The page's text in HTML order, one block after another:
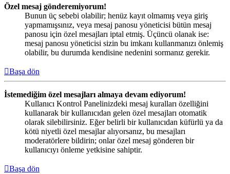
Özel mesaj gönderemiyorum!
Bunun üç sebebi olabilir; henüz kayıt olmamış veya giriş
yapmamışsınız, veya mesaj panosu yöneticisi bütün mesaj
panosu için özel mesajları iptal etmiş. Üçüncü olanak ise:
mesaj panosu yöneticisi sizin bu imkanı kullanmanızı önlemiş
olabilir, bu durumda kendisine nedenini sormanız gerekir.
Başa dön
İstemediğim özel mesajları almaya devam ediyorum!
Kullanıcı Kontrol Panelinizdeki mesaj kuralları özelliğini
kullanarak bir kullanıcıdan gelen özel mesajları otomatik
olarak silebilirsiniz. Eğer belirli bir kullanıcıdan küfürlü ya da
kötü niyetli özel mesajlar alıyorsanız, bu mesajları
moderatörlere bildirin; onlar özel mesaj gönderen bir
kullanıcıyı önleme yetkisine sahiptir.
Başa dön